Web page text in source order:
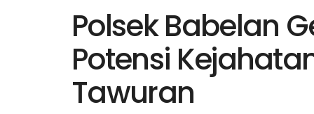
Polsek Babelan
Potensi
Tawuran